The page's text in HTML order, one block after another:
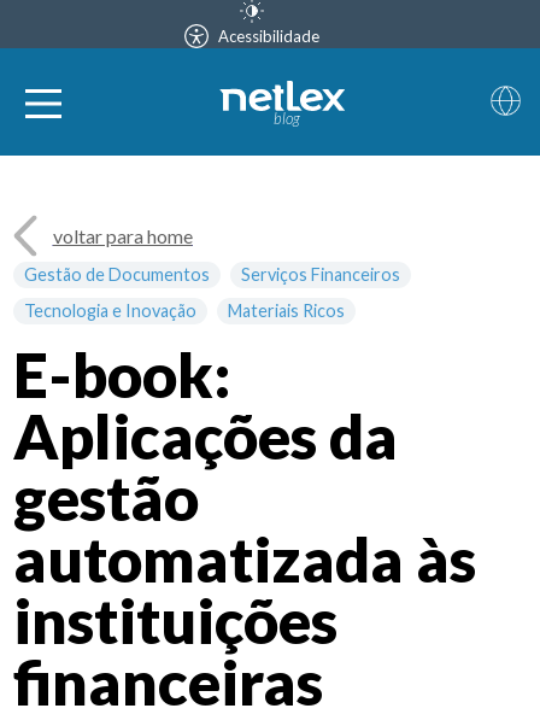
Acessibilidade
blog
Gestão de Documentos
Serviços Financeiros
Tecnologia e Inovação
Materiais Ricos
voltar para home
E-book:
Aplicações da
gestão
automatizada às
instituições
financeiras